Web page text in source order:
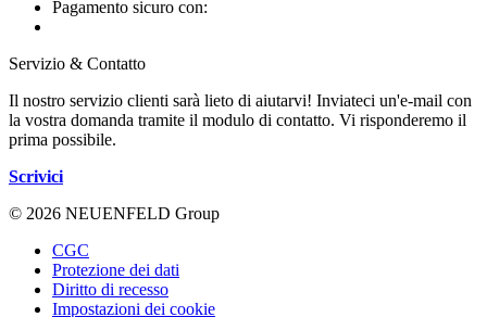
Pagamento sicuro con:
Servizio & Contatto
Il nostro servizio clienti sarà lieto di aiutarvi! Inviateci un'e-mail con
la vostra domanda tramite il modulo di contatto. Vi risponderemo il
prima possibile.
Scrivici
© 2026 NEUENFELD Group
CGC
Protezione dei dati
Diritto di recesso
Impostazioni dei cookie